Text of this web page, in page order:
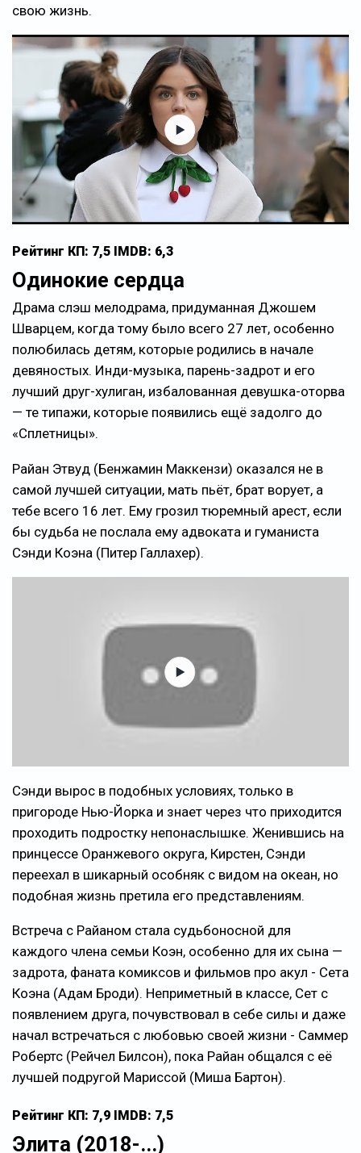
свою жизнь.
Рейтинг КП: 7,5 IMDB: 6,3
Одинокие сердца
Драма слэш мелодрама, придуманная Джошем
Шварцем, когда тому было всего 27 лет, особенно
полюбилась детям, которые родились в начале
девяностых. Инди-музыка, парень-задрот и его
лучший друг-хулиган, избалованная девушка-оторва
— те типажи, которые появились ещё задолго до
«Сплетницы».
Райан Этвуд (Бенжамин Маккензи) оказался не в
самой лучшей ситуации, мать пьёт, брат ворует, а
тебе всего 16 лет. Ему грозил тюремный арест, если
бы судьба не послала ему адвоката и гуманиста
Сэнди Коэна (Питер Галлахер).
Сэнди вырос в подобных условиях, только в
пригороде Нью-Йорка и знает через что приходится
проходить подростку непонаслышке. Женившись на
принцессе Оранжевого округа, Кирстен, Сэнди
переехал в шикарный особняк с видом на океан, но
подобная жизнь претила его представлениям.
Встреча с Райаном стала судьбоносной для
каждого члена семьи Коэн, особенно для их сына —
задрота, фаната комиксов и фильмов про акул - Сета
Коэна (Адам Броди). Неприметный в классе, Сет с
появлением друга, почувствовал в себе силы и даже
начал встречаться с любовью своей жизни - Саммер
Робертс (Рейчел Билсон), пока Райан общался с её
лучшей подругой Мариссой (Миша Бартон).
Рейтинг КП: 7,9 IMDB: 7,5
Элита (2018-...)